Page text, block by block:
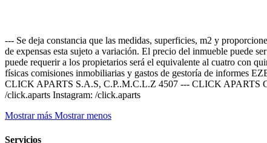
--- Se deja constancia que las medidas, superficies, m2 y
de expensas esta sujeto a variación. El precio del inmueble puede
puede requerir a los propietarios será el equivalente al cuatro con
físicas comisiones inmobiliarias y gastos de gestoría de
CLICK APARTS S.A.S, C.P..M.C.L.Z 4507 --- CLICK APARTS
/click.aparts Instagram: /click.aparts
Mostrar más Mostrar menos
Servicios